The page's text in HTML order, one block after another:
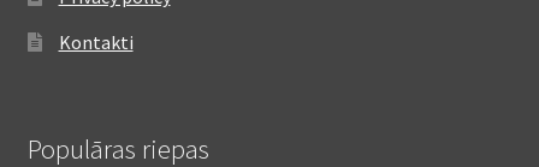
Kontakti
Populāras riepas